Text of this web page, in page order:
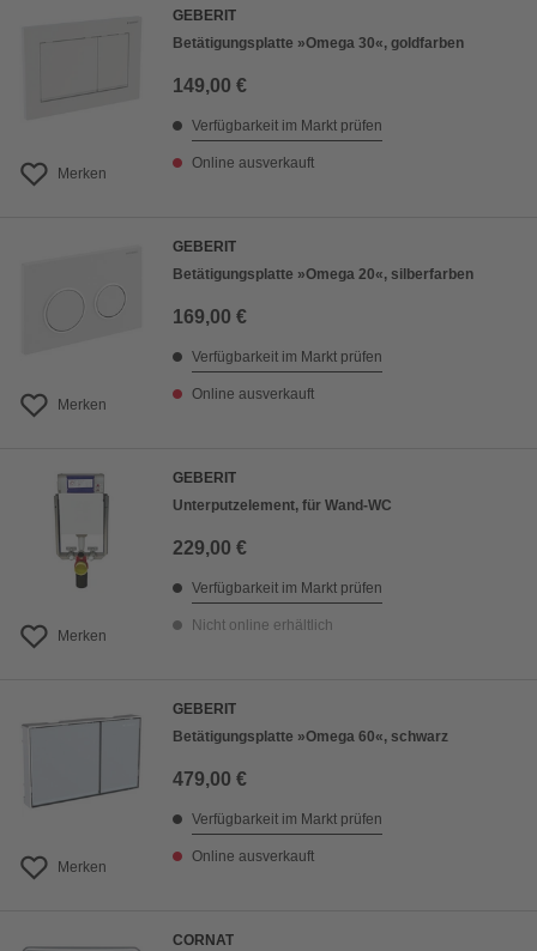
Merken
GEBERIT
Betätigungsplatte »Omega 30«, goldfarben
149,00 €
Verfügbarkeit im Markt prüfen
Online ausverkauft
Merken
GEBERIT
Betätigungsplatte »Omega 20«, silberfarben
169,00 €
Verfügbarkeit im Markt prüfen
Online ausverkauft
Merken
GEBERIT
Unterputzelement, für Wand-WC
229,00 €
Verfügbarkeit im Markt prüfen
Nicht online erhältlich
Merken
GEBERIT
Betätigungsplatte »Omega 60«, schwarz
479,00 €
Verfügbarkeit im Markt prüfen
Online ausverkauft
CORNAT